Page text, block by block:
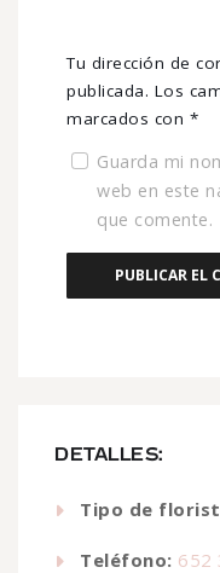
DETALLES:
Tipo de
Teléfono: 652
Tu dirección de
publicada. Los
marcados con *
Guarda mi
web en este
que comente.